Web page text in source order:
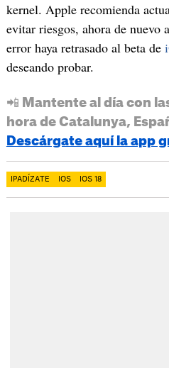
kernel. Apple recomienda
evitar riesgos, ahora de nuevo
error haya retrasado al beta de
deseando probar.
📲 Mantente al día con
hora de Catalunya,
Descárgate aquí la app
IPADÍZATE IOS IOS 18